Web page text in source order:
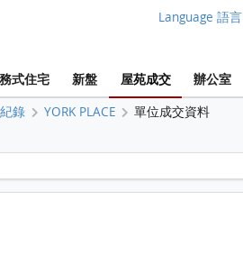
Language 語言
式住宅 新盤 屋苑成交 辦公室
錄 YORK PLACE 單位成交資料
16樓 C室 平面圖